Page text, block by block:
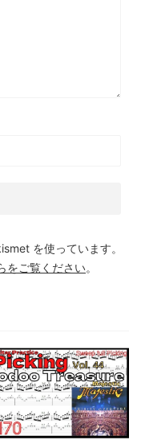
を使っています。
をご覧ください。